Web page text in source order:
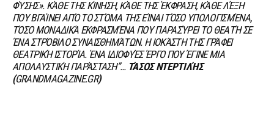
ΦΎΣΗΣ». ΚΆΘΕ ΤΗΣ ΚΊΝΗΣΗ, ΚΆΘΕ ΤΗΣ ΈΚΦΡΑΣΗ, ΚΆΘΕ ΛΈΞΗ
ΠΟΥ ΒΓΑΊΝΕΙ ΑΠΌ ΤΟ ΣΤΌΜΑ ΤΗΣ ΕΊΝΑΙ ΤΌΣΟ ΥΠΟΛΟΓΙΣΜΈΝΑ,
ΤΌΣΟ ΜΟΝΑΔΙΚΆ ΕΚΦΡΑΣΜΈΝΑ ΠΟΥ ΠΑΡΑΣΎΡΕΙ ΤΟ ΘΕΑΤΉ ΣΕ
ΈΝΑ ΣΤΡΌΒΙΛΟ ΣΥΝΑΙΣΘΗΜΆΤΩΝ. Η ΙΟΚΆΣΤΗ ΤΗΣ ΓΡΆΦΕΙ
ΘΕΑΤΡΙΚΉ ΙΣΤΟΡΊΑ. ΈΝΑ ΙΔΙΟΦΥΈΣ ΈΡΓΟ ΠΟΥ ΈΓΙΝΕ ΜΙΑ
ΑΠΟΛΑΥΣΤΙΚΉ ΠΑΡΆΣΤΑΣΗ”… ΤΆΣΟΣ ΝΤΕΡΤΙΛΉΣ
(GRANDMAGAZINE.GR)